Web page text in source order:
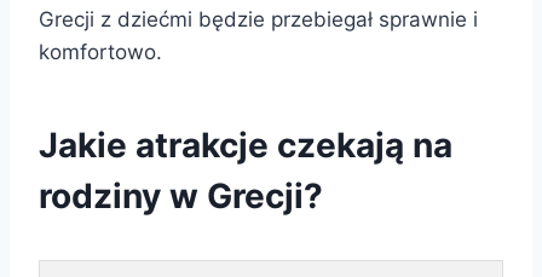
Grecji z dziećmi będzie przebiegał sprawnie i
komfortowo.
Jakie atrakcje czekają na
rodziny w Grecji?